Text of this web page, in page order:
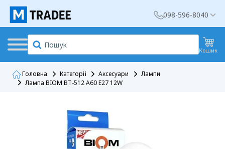
098-596-8040
Кошик
Головна Категорії Аксесуари
Лампи
Лампа BIOM BT-512 A60 E27 12W